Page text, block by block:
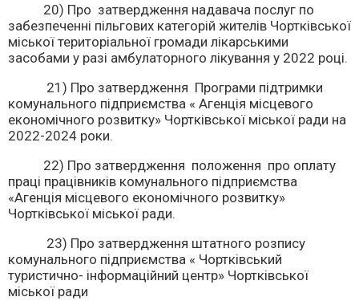
20) Про затвердження надавача послуг по
забезпеченні пільгових категорій жителів Чортківської
міської територіальної громади лікарськими
засобами у разі амбулаторного лікування у 2022 році.
21) Про затвердження Програми підтримки
комунального підприємства « Агенція місцевого
економічного розвитку» Чортківської міської ради на
2022-2024 роки.
22) Про затвердження положення про оплату
праці працівників комунального підприємства
«Агенція місцевого економічного розвитку»
Чортківської міської ради.
23) Про затвердження штатного розпису
комунального підприємства « Чортківський
туристично- інформаційний центр» Чортківської
міської ради